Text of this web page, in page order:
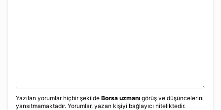
Yazılan yorumlar hiçbir şekilde Borsa uzmanı görüş ve düşüncelerini
yansıtmamaktadır. Yorumlar, yazan kişiyi bağlayıcı niteliktedir.